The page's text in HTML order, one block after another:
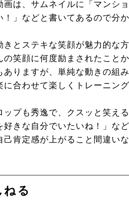
画は、サムネイルに「マンシ
！」などと書いてあるので分
きとステキな笑顔が魅力的な
の笑顔に何度励まされたこと
ありますが、単純な動きの組
に合わせて楽しくトレーニング
ップも秀逸で、クスッと笑え
好きな自分でいたいね！」な
肯定感が上がること間違いな
る